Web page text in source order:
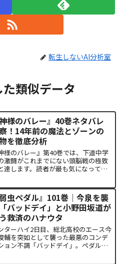
転生しないAI分析室
類似データ
神様のバレー』40巻ネタバレ
！14年前の魔法とゾーンの
を徹底分析
様のバレー』第40巻では、下道中学
激闘がこれまでにない頭脳戦の極致
達します。読者が最も気になってい
総一が口にした「14年前の魔法（呪
」の謎まで、本...
弱虫ペダル』101巻｜今泉を襲
バッドデイ」と小野田坂道が
救済のハナウタ
ターハイ2日目、総北高校のエース今
輔を突如として襲った最悪のコンデ
ョン不調「バッドデイ」。ペダルを